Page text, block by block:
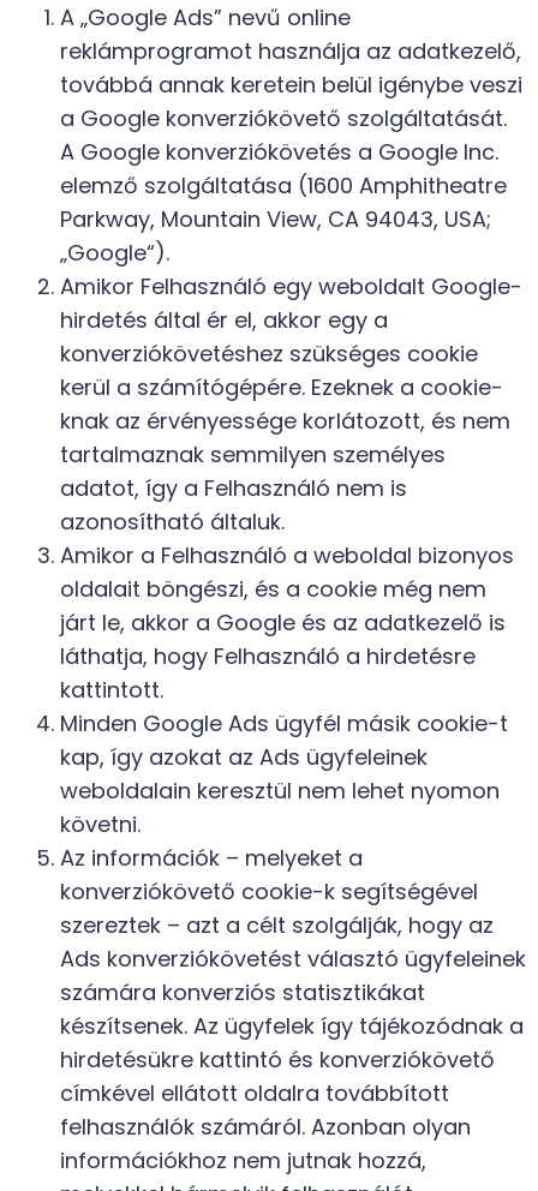
A „Google Ads” nevű online
reklámprogramot használja az adatkezelő,
továbbá annak keretein belül igénybe veszi
a Google konverziókövető szolgáltatását.
A Google konverziókövetés a Google Inc.
elemző szolgáltatása (1600 Amphitheatre
Parkway, Mountain View, CA 94043, USA;
„Google“).
Amikor Felhasználó egy weboldalt Google-
hirdetés által ér el, akkor egy a
konverziókövetéshez szükséges cookie
kerül a számítógépére. Ezeknek a cookie-
knak az érvényessége korlátozott, és nem
tartalmaznak semmilyen személyes
adatot, így a Felhasználó nem is
azonosítható általuk.
Amikor a Felhasználó a weboldal bizonyos
oldalait böngészi, és a cookie még nem
járt le, akkor a Google és az adatkezelő is
láthatja, hogy Felhasználó a hirdetésre
kattintott.
Minden Google Ads ügyfél másik cookie-t
kap, így azokat az Ads ügyfeleinek
weboldalain keresztül nem lehet nyomon
követni.
Az információk – melyeket a
konverziókövető cookie-k segítségével
szereztek – azt a célt szolgálják, hogy az
Ads konverziókövetést választó ügyfeleinek
számára konverziós statisztikákat
készítsenek. Az ügyfelek így tájékozódnak a
hirdetésükre kattintó és konverziókövető
címkével ellátott oldalra továbbított
felhasználók számáról. Azonban olyan
információkhoz nem jutnak hozzá,